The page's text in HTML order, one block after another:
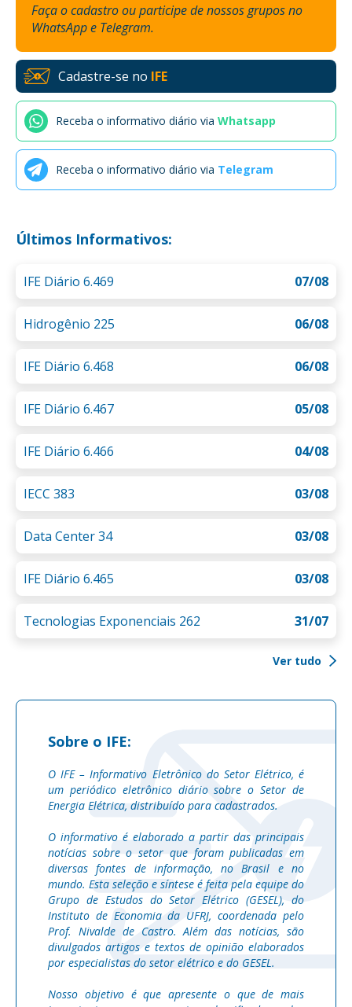
Faça o cadastro ou participe de nossos grupos no
WhatsApp e Telegram.
Cadastre-se no IFE
Receba o informativo diário via Whatsapp
Receba o informativo diário via Telegram
Últimos Informativos:
IFE Diário 6.469 07/08
Hidrogênio 225 06/08
IFE Diário 6.468 06/08
IFE Diário 6.467 05/08
IFE Diário 6.466 04/08
IECC 383 03/08
Data Center 34 03/08
IFE Diário 6.465 03/08
Tecnologias Exponenciais 262 31/07
Ver tudo
Sobre o IFE:
O IFE – Informativo Eletrônico do Setor Elétrico, é
um periódico eletrônico diário sobre o Setor de
Energia Elétrica, distribuído para cadastrados.
O informativo é elaborado a partir das principais
notícias sobre o setor que foram publicadas em
diversas fontes de informação, no Brasil e no
mundo. Esta seleção e síntese é feita pela equipe do
Grupo de Estudos do Setor Elétrico (GESEL), do
Instituto de Economia da UFRJ, coordenada pelo
Prof. Nivalde de Castro. Além das notícias, são
divulgados artigos e textos de opinião elaborados
por especialistas do setor elétrico e do GESEL.
Nosso objetivo é que apresente o que de mais